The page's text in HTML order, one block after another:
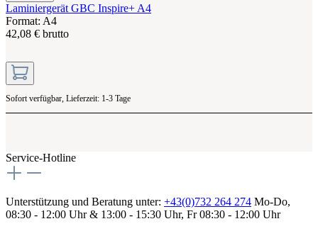
Laminiergerät GBC Inspire+ A4
Format: A4
42,08 € brutto
Sofort verfügbar, Lieferzeit: 1-3 Tage
Service-Hotline
Unterstützung und Beratung unter: +43(0)732 264 274 Mo-Do,
08:30 - 12:00 Uhr & 13:00 - 15:30 Uhr, Fr 08:30 - 12:00 Uhr